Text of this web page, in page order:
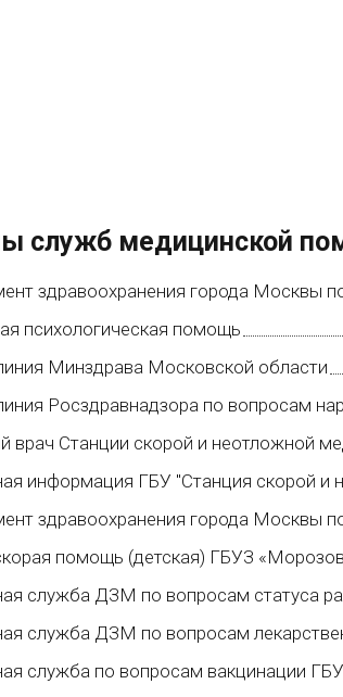
служб медицинской
здравоохранения города Москвы
психологическая помощь
Минздрава Московской области
Росздравнадзора по вопросам
врач Станции скорой и неотложной
информация ГБУ "Станция скорой
здравоохранения города Москвы
помощь (детская) ГБУЗ
служба ДЗМ по вопросам статуса
служба ДЗМ по вопросам
служба по вопросам вакцинации